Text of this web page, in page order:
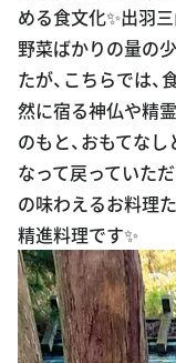
める食文化✨出羽
野菜ばかりの量の
たが、こちらでは、
然に宿る神仏や精
のもと、おもてな
なって戻っていた
の味わえるお料理
精進料理です✨